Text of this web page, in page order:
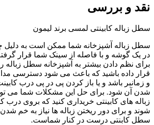
نقد و بررسی
سطل زباله کابینتی لمسی برند لیمون
سطل زباله آشپزخانه شما ممکن است به دلیل
در یک گوشه و با فاصله از سینک شما قرار گرفته
برای نظم دادن بیشتر به آشپزخانه سطل زباله
قرار داده باشید که باعث می شود دسترسی
و زمانبر باشد و یا باز کردن پی در پی درب
شدن آن شود. برای حل این مشکلات شما می
زباله های کابینتی خریداری کنید که بروی درب
شوند و برای دور ریختن زباله ها نیاز به خم شدن
سطل کابنتی درست در کنار شماست.